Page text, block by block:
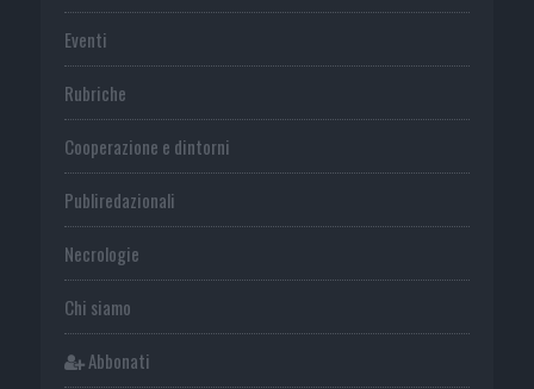
Eventi
Rubriche
Cooperazione e dintorni
Publiredazionali
Necrologie
Chi siamo
Abbonati